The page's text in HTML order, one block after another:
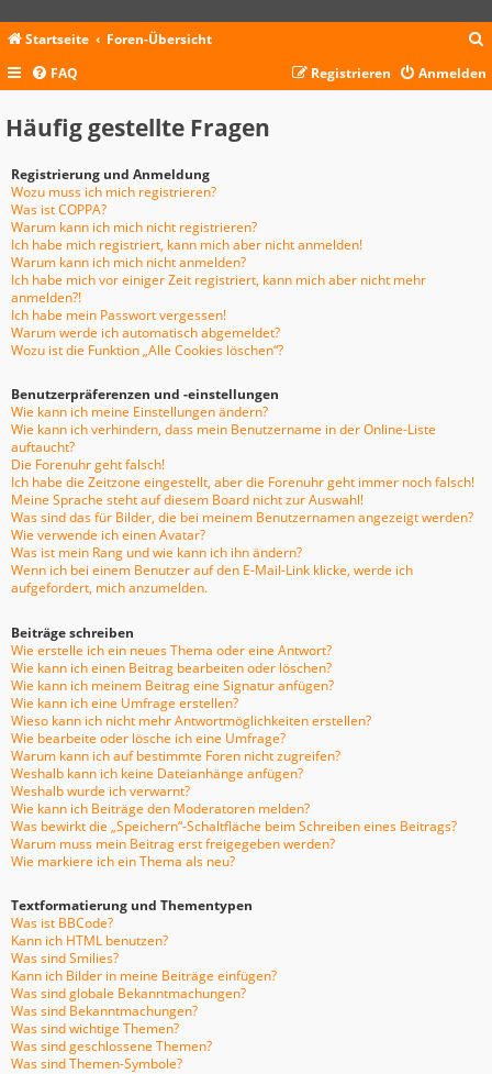
Startseite Foren-Übersicht
c
FAQ Anmelden
Registrieren
Häufig gestellte Fragen
Registrierung und Anmeldung
Wozu muss ich mich registrieren?
Was ist COPPA?
Warum kann ich mich nicht registrieren?
Ich habe mich registriert, kann mich aber nicht anmelden!
Warum kann ich mich nicht anmelden?
Ich habe mich vor einiger Zeit registriert, kann mich aber nicht mehr
anmelden?!
Ich habe mein Passwort vergessen!
Warum werde ich automatisch abgemeldet?
Wozu ist die Funktion „Alle Cookies löschen“?
Benutzerpräferenzen und -einstellungen
Wie kann ich meine Einstellungen ändern?
Wie kann ich verhindern, dass mein Benutzername in der Online-Liste
auftaucht?
Die Forenuhr geht falsch!
Ich habe die Zeitzone eingestellt, aber die Forenuhr geht immer noch falsch!
Meine Sprache steht auf diesem Board nicht zur Auswahl!
Was sind das für Bilder, die bei meinem Benutzernamen angezeigt werden?
Wie verwende ich einen Avatar?
Was ist mein Rang und wie kann ich ihn ändern?
Wenn ich bei einem Benutzer auf den E-Mail-Link klicke, werde ich
aufgefordert, mich anzumelden.
Beiträge schreiben
Wie erstelle ich ein neues Thema oder eine Antwort?
Wie kann ich einen Beitrag bearbeiten oder löschen?
Wie kann ich meinem Beitrag eine Signatur anfügen?
Wie kann ich eine Umfrage erstellen?
Wieso kann ich nicht mehr Antwortmöglichkeiten erstellen?
Wie bearbeite oder lösche ich eine Umfrage?
Warum kann ich auf bestimmte Foren nicht zugreifen?
Weshalb kann ich keine Dateianhänge anfügen?
Weshalb wurde ich verwarnt?
Wie kann ich Beiträge den Moderatoren melden?
Was bewirkt die „Speichern“-Schaltfläche beim Schreiben eines Beitrags?
Warum muss mein Beitrag erst freigegeben werden?
Wie markiere ich ein Thema als neu?
Textformatierung und Thementypen
Was ist BBCode?
Kann ich HTML benutzen?
Was sind Smilies?
Kann ich Bilder in meine Beiträge einfügen?
Was sind globale Bekanntmachungen?
Was sind Bekanntmachungen?
Was sind wichtige Themen?
Was sind geschlossene Themen?
Was sind Themen-Symbole?